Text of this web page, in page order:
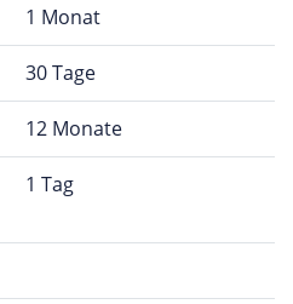
1 Monat
30 Tage
12 Monate
1 Tag